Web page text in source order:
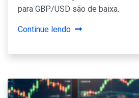
para GBP/USD são de baixa.
Continue lendo